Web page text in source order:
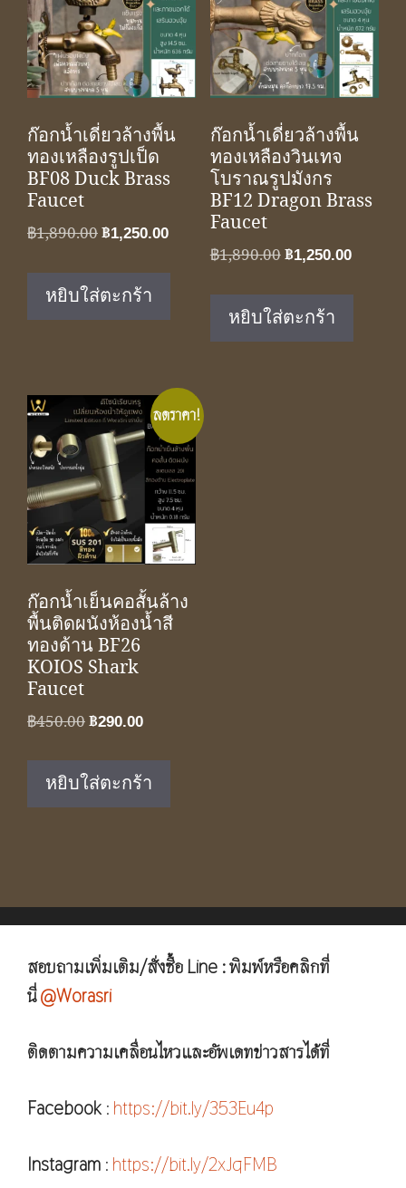
ก๊อกน้ำเดี่ยวล้างพื้น
ทองเหลืองรูปเป็ด
BF08 Duck Brass
Faucet
฿1,890.00Original
฿1,890.00.
฿1,250.00Current
฿1,250.00.
หยิบใส่ตะกร้า
ก๊อกน้ำเดี่ยวล้างพื้น
ทองเหลืองวินเทจ
โบราณรูปมังกร
BF12 Dragon Brass
Faucet
฿1,890.00Original
฿1,890.00.
฿1,250.00
หยิบใส่ตะกร้า
ลดราคา!
ก๊อกน้ำเย็นคอสั้นล้าง
พื้นติดผนังห้องน้ำสี
ทองด้าน BF26
KOIOS Shark
Faucet
฿450.00Original
was:
฿450.00.
฿290.00Current
฿290.00.
หยิบใส่ตะกร้า
สอบถามเพิ่มเติม/สั่งซื้อ Line : พิมพ์หรือคลิกที่
นี่@Worasri
ติดตามความเคลื่อนไหวและอัพเดทข่าวสารได้ที่
Facebook : https://bit.ly/353Eu4p
Instagram : https://bit.ly/2xJqFMB